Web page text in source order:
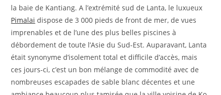
la baie de Kantiang. A l’extrémité sud de Lanta, le luxueux
Pimalai dispose de 3 000 pieds de front de mer, de vues
imprenables et de l’une des plus belles piscines à
débordement de toute l’Asie du Sud-Est. Auparavant, Lanta
était synonyme d’isolement total et difficile d’accès, mais
ces jours-ci, c’est un bon mélange de commodité avec de
nombreuses escapades de sable blanc décentes et une